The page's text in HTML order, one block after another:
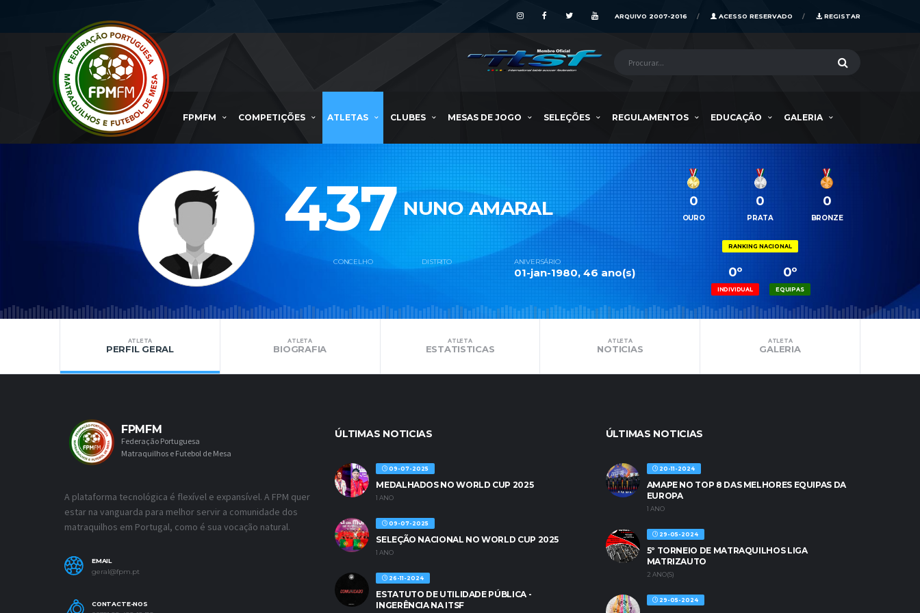
REGISTAR
ACESSO RESERVADO
ARQUIVO 2007-2016
FPMFM COMPETIÇÕES ATLETAS CLUBES MESAS DE JOGO SELEÇÕES REGULAMENTOS EDUCAÇÃO GALERIA
437 NUNO AMARAL
CONCELHO DISTRITO ANIVERSÁRIO
01-jan-1980, 46 ano(s)
0
OURO
0
PRATA
0
BRONZE
RANKING NACIONAL
0º
EQUIPAS
0º
INDIVIDUAL
ATLETA
PERFIL GERAL
ATLETA
BIOGRAFIA
ATLETA
ESTATISTICAS
ATLETA
NOTICIAS
ATLETA
GALERIA
FPMFM
Federação Portuguesa
Matraquilhos e Futebol de Mesa
A plataforma tecnológica é flexível e expansível. A FPM quer
estar na vanguarda para melhor servir a comunidade dos
matraquilhos em Portugal, como é sua vocação natural.
EMAIL
geral@fpm.pt
CONTACTE-NOS
ÚLTIMAS NOTICIAS
09-07-2025
MEDALHADOS NO WORLD CUP 2025
1 ANO
09-07-2025
SELEÇÃO NACIONAL NO WORLD CUP 2025
1 ANO
26-11-2024
ESTATUTO DE UTILIDADE PÚBLICA -
INGERÊNCIA NA ITSF
ÚLTIMAS NOTICIAS
20-11-2024
AMAPE NO TOP 8 DAS MELHORES EQUIPAS DA
EUROPA
1 ANO
29-05-2024
5º TORNEIO DE MATRAQUILHOS LIGA
MATRIZAUTO
2 ANO(S)
29-05-2024